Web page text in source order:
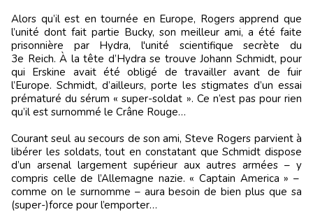
Alors qu’il est en tournée en Europe, Rogers apprend que
l’unité dont fait partie Bucky, son meilleur ami, a été faite
prisonnière par Hydra, l'unité scientifique secrète du
3e Reich. À la tête d’Hydra se trouve Johann Schmidt, pour
qui Erskine avait été obligé de travailler avant de fuir
l’Europe. Schmidt, d’ailleurs, porte les stigmates d’un essai
prématuré du sérum « super-soldat ». Ce n’est pas pour rien
qu’il est surnommé le Crâne Rouge…
Courant seul au secours de son ami, Steve Rogers parvient à
libérer les soldats, tout en constatant que Schmidt dispose
d’un arsenal largement supérieur aux autres armées – y
compris celle de l’Allemagne nazie. « Captain America » –
comme on le surnomme – aura besoin de bien plus que sa
(super-)force pour l’emporter…